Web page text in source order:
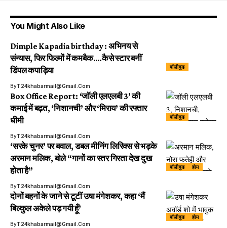
You Might Also Like
बॉलीवुड
Dimple Kapadia birthday : अभिनय से
संन्यास, फिर फिल्मों में कमबैक….कैसे स्टार बनीं
डिंपल कपाड़िया
ByT24khabarmail@gmail.com
बॉलीवुड
Box Office Report: ‘जॉली एलएलबी 3’ की
कमाई में बढ़त, ‘निशानची’ और ‘मिराय’ की रफ्तार
धीमी
ByT24khabarmail@gmail.com
बॉलीवुड होम
‘सरके चुनर’ पर बवाल, डबल मीनिंग लिरिक्स से भड़के
अरमान मलिक, बोले “गानों का स्तर गिरता देख दुख
होता है”
ByT24khabarmail@gmail.com
बॉलीवुड होम
दोनों बहनों के जाने से टूटीं उषा मंगेशकर, कहा ‘मैं
बिल्कुल अकेले पड़ गयी हूँ’
ByT24khabarmail@gmail.com